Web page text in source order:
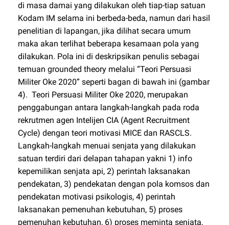
di masa damai yang dilakukan oleh tiap-tiap satuan
Kodam IM selama ini berbeda-beda, namun dari hasil
penelitian di lapangan, jika dilihat secara umum
maka akan terlihat beberapa kesamaan pola yang
dilakukan. Pola ini di deskripsikan penulis sebagai
temuan grounded theory melalui “Teori Persuasi
Militer Oke 2020” seperti bagan di bawah ini (gambar
4). Teori Persuasi Militer Oke 2020, merupakan
penggabungan antara langkah-langkah pada roda
rekrutmen agen Intelijen CIA (Agent Recruitment
Cycle) dengan teori motivasi MICE dan RASCLS.
Langkah-langkah menuai senjata yang dilakukan
satuan terdiri dari delapan tahapan yakni 1) info
kepemilikan senjata api, 2) perintah laksanakan
pendekatan, 3) pendekatan dengan pola komsos dan
pendekatan motivasi psikologis, 4) perintah
laksanakan pemenuhan kebutuhan, 5) proses
pemenuhan kebutuhan, 6) proses meminta senjata,